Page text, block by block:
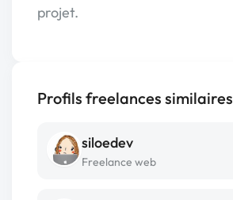
projet.
Profils freelances similaires
siloedev
Freelance web